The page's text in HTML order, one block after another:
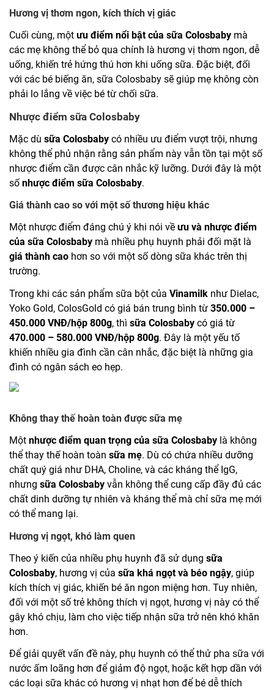
Hương vị thơm ngon, kích thích vị giác
Cuối cùng, một ưu điểm nổi bật của sữa Colosbaby mà
các mẹ không thể bỏ qua chính là hương vị thơm ngon, dễ
uống, khiến trẻ hứng thú hơn khi uống sữa. Đặc biệt, đối
với các bé biếng ăn, sữa Colosbaby sẽ giúp mẹ không còn
phải lo lắng về việc bé từ chối sữa.
Nhược điểm sữa Colosbaby
Mặc dù sữa Colosbaby có nhiều ưu điểm vượt trội, nhưng
không thể phủ nhận rằng sản phẩm này vẫn tồn tại một số
nhược điểm cần được cân nhắc kỹ lưỡng. Dưới đây là một
sốnhược điểm sữa Colosbaby.
Giá thành cao so với một số thương hiệu khác
Một nhược điểm đáng chú ý khi nói về ưu và nhược điểm
của sữa Colosbaby mà nhiều phụ huynh phải đối mặt là
giá thành cao hơn so với một số dòng sữa khác trên thị
trường.
Trong khi các sản phẩm sữa bột của Vinamilk như Dielac,
Yoko Gold, ColosGold có giá bán trung bình từ 350.000 –
450.000 VNĐ/hộp 800g, thì sữa Colosbaby có giá từ
470.000 – 580.000 VNĐ/hộp 800g. Đây là một yếu tố
khiến nhiều gia đình cần cân nhắc, đặc biệt là những gia
đình có ngân sách eo hẹp.
Không thay thế hoàn toàn được sữa mẹ
Một nhược điểm quan trọng của sữa Colosbaby là không
thể thay thế hoàn toàn sữa mẹ. Dù có chứa nhiều dưỡng
chất quý giá như DHA, Choline, và các kháng thể IgG,
nhưng sữa Colosbaby vẫn không thể cung cấp đầy đủ các
chất dinh dưỡng tự nhiên và kháng thể mà chỉ sữa mẹ mới
có thể mang lại.
Hương vị ngọt, khó làm quen
Theo ý kiến của nhiều phụ huynh đã sử dụng sữa
Colosbaby, hương vị của sữa khá ngọt và béo ngậy, giúp
kích thích vị giác, khiến bé ăn ngon miệng hơn. Tuy nhiên,
đối với một số trẻ không thích vị ngọt, hương vị này có thể
gây khó chịu, làm cho việc tiếp nhận sữa trở nên khó khăn
hơn.
Để giải quyết vấn đề này, phụ huynh có thể thử pha sữa với
nước ấm loãng hơn để giảm độ ngọt, hoặc kết hợp dần với
các loại sữa khác có hương vị nhạt hơn để bé dễ thích